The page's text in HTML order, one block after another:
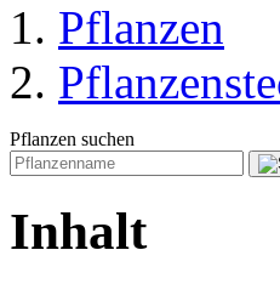
Pflanzen
Pflanzen suchen
Inhalt